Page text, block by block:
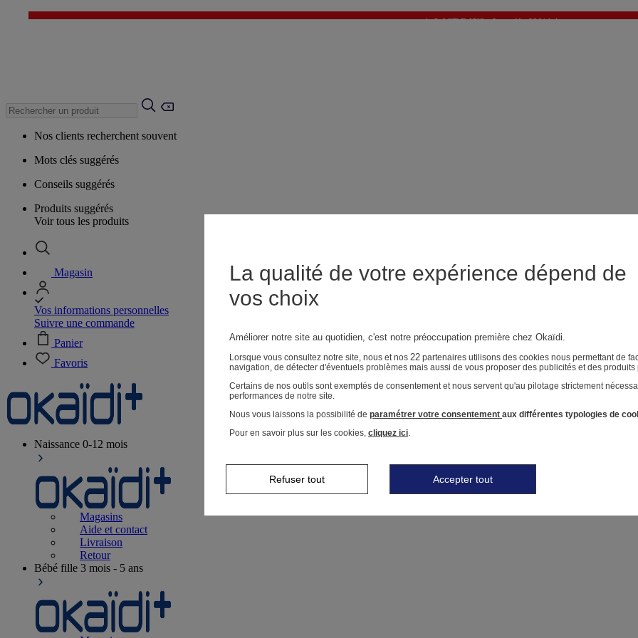
✨ LAST DAYS : Jusqu'à -60%* ✨
Nos clients recherchent souvent
Mots clés suggérés
Conseils suggérés
Produits suggérés
Voir tous les produits
Magasin
Vos informations personnelles
Suivre une commande
Panier
Favoris
Naissance 0-12 mois
Magasins
Aide et contact
Livraison
Retour
Bébé fille 3 mois - 5 ans
La qualité de votre expérience dépend de
vos choix
Améliorer notre site au quotidien, c'est notre préoccupation première chez Okaïdi.
Lorsque vous consultez notre site, nous et nos 22 partenaires utilisons des cookies nous permettant de
navigation, de détecter d'éventuels problèmes mais aussi de vous proposer des publicités et des
Certains de nos outils sont exemptés de consentement et nous servent qu'au pilotage strictement
performances de notre site.
Nous vous laissons la possibilité de paramétrer votre consentement aux différentes typologies de
Pour en savoir plus sur les cookies, cliquez ici.
Refuser tout Accepter tout